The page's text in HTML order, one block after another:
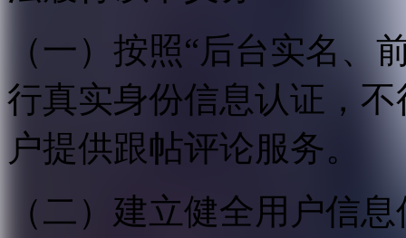
（一）按照“后台实名、
行真实身份信息认证，
户提供跟帖评论服务。
（二）建立健全用户信